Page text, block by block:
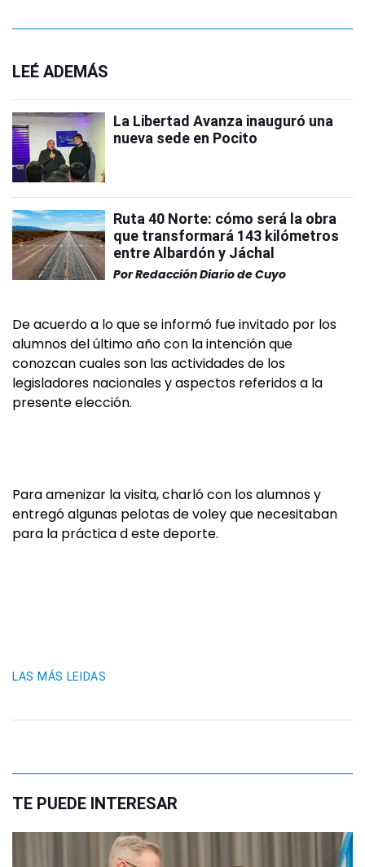
LEÉ ADEMÁS
La Libertad Avanza inauguró una
nueva sede en Pocito
Ruta 40 Norte: cómo será la obra
que transformará 143 kilómetros
entre Albardón y Jáchal
PorRedacción Diario de Cuyo
De acuerdo a lo que se informó fue invitado por los
alumnos del último año con la intención que
conozcan cuales son las actividades de los
legisladores nacionales y aspectos referidos a la
presente elección.
Para amenizar la visita, charló con los alumnos y
entregó algunas pelotas de voley que necesitaban
para la práctica d este deporte.
LAS MÁS LEIDAS
TE PUEDE INTERESAR